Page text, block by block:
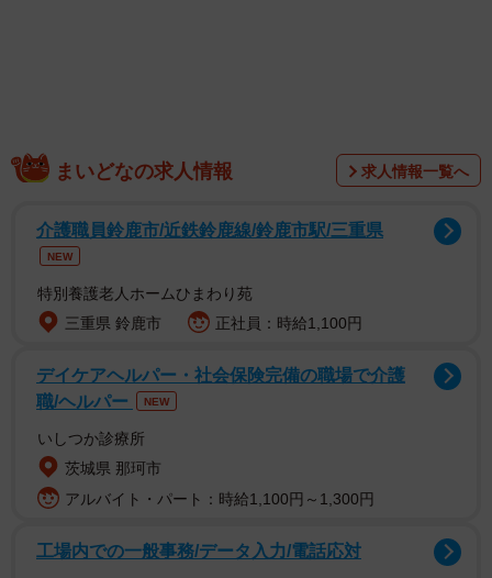
「モンスター上司」投稿に疑問…「うちは配って
るぞ！」と発信
話題の投稿をしたのは、町工場の3代目として働く「りょ」
さん（@dongonzinza）。きっかけは、Xで拡散されていた
「新入社員が休憩時間にアイスを食べていたので注意し
た」という“炎上案件”でした。
「内容を見て、上司がモンスターすぎる！と思いました。
同時に、うちはむしろ会社がアイスを配っている。これっ
て珍しいのかな？と思い、ちょっとユーモアを交えてつぶ
やきました」と振り返ります。
りょさんが経営する工場は、溶接などを行うため夏場は特
まいどなの求人情報 求人情報一覧へ
介護職員鈴鹿市/近鉄鈴鹿線/鈴鹿市駅/三重県
NEW
特別養護老人ホームひまわり苑
三重県 鈴鹿市
正社員：時給1,100円
デイケアヘルパー・社会保険完備の職場で介護
職/ヘルパー
NEW
いしつか診療所
茨城県 那珂市
アルバイト・パート：時給1,100円～1,300円
工場内での一般事務/データ入力/電話応対